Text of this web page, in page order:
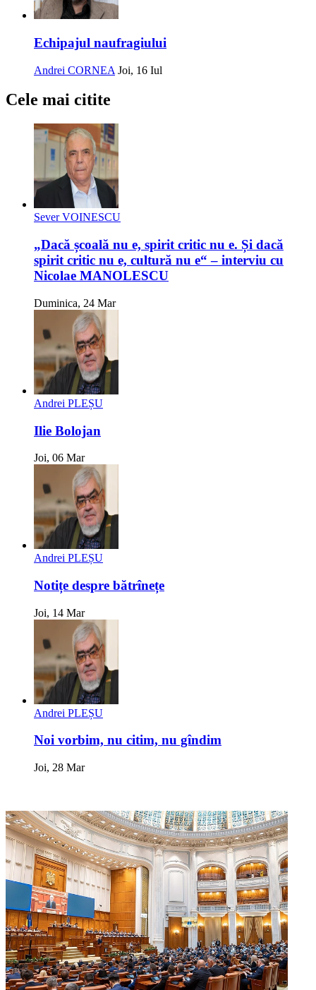
Echipajul naufragiului
Andrei CORNEA Joi, 16 Iul
Cele mai citite
Sever VOINESCU
„Dacă școală nu e, spirit critic nu e. Și dacă
spirit critic nu e, cultură nu e“ – interviu cu
Nicolae MANOLESCU
Duminica, 24 Mar
Andrei PLEȘU
Ilie Bolojan
Joi, 06 Mar
Andrei PLEȘU
Notițe despre bătrînețe
Joi, 14 Mar
Andrei PLEȘU
Noi vorbim, nu citim, nu gîndim
Joi, 28 Mar